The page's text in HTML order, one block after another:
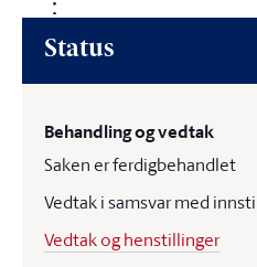
Status
Behandling og vedtak
Saken er ferdigbehandlet
Vedtak i samsvar med
Vedtak og henstillinger